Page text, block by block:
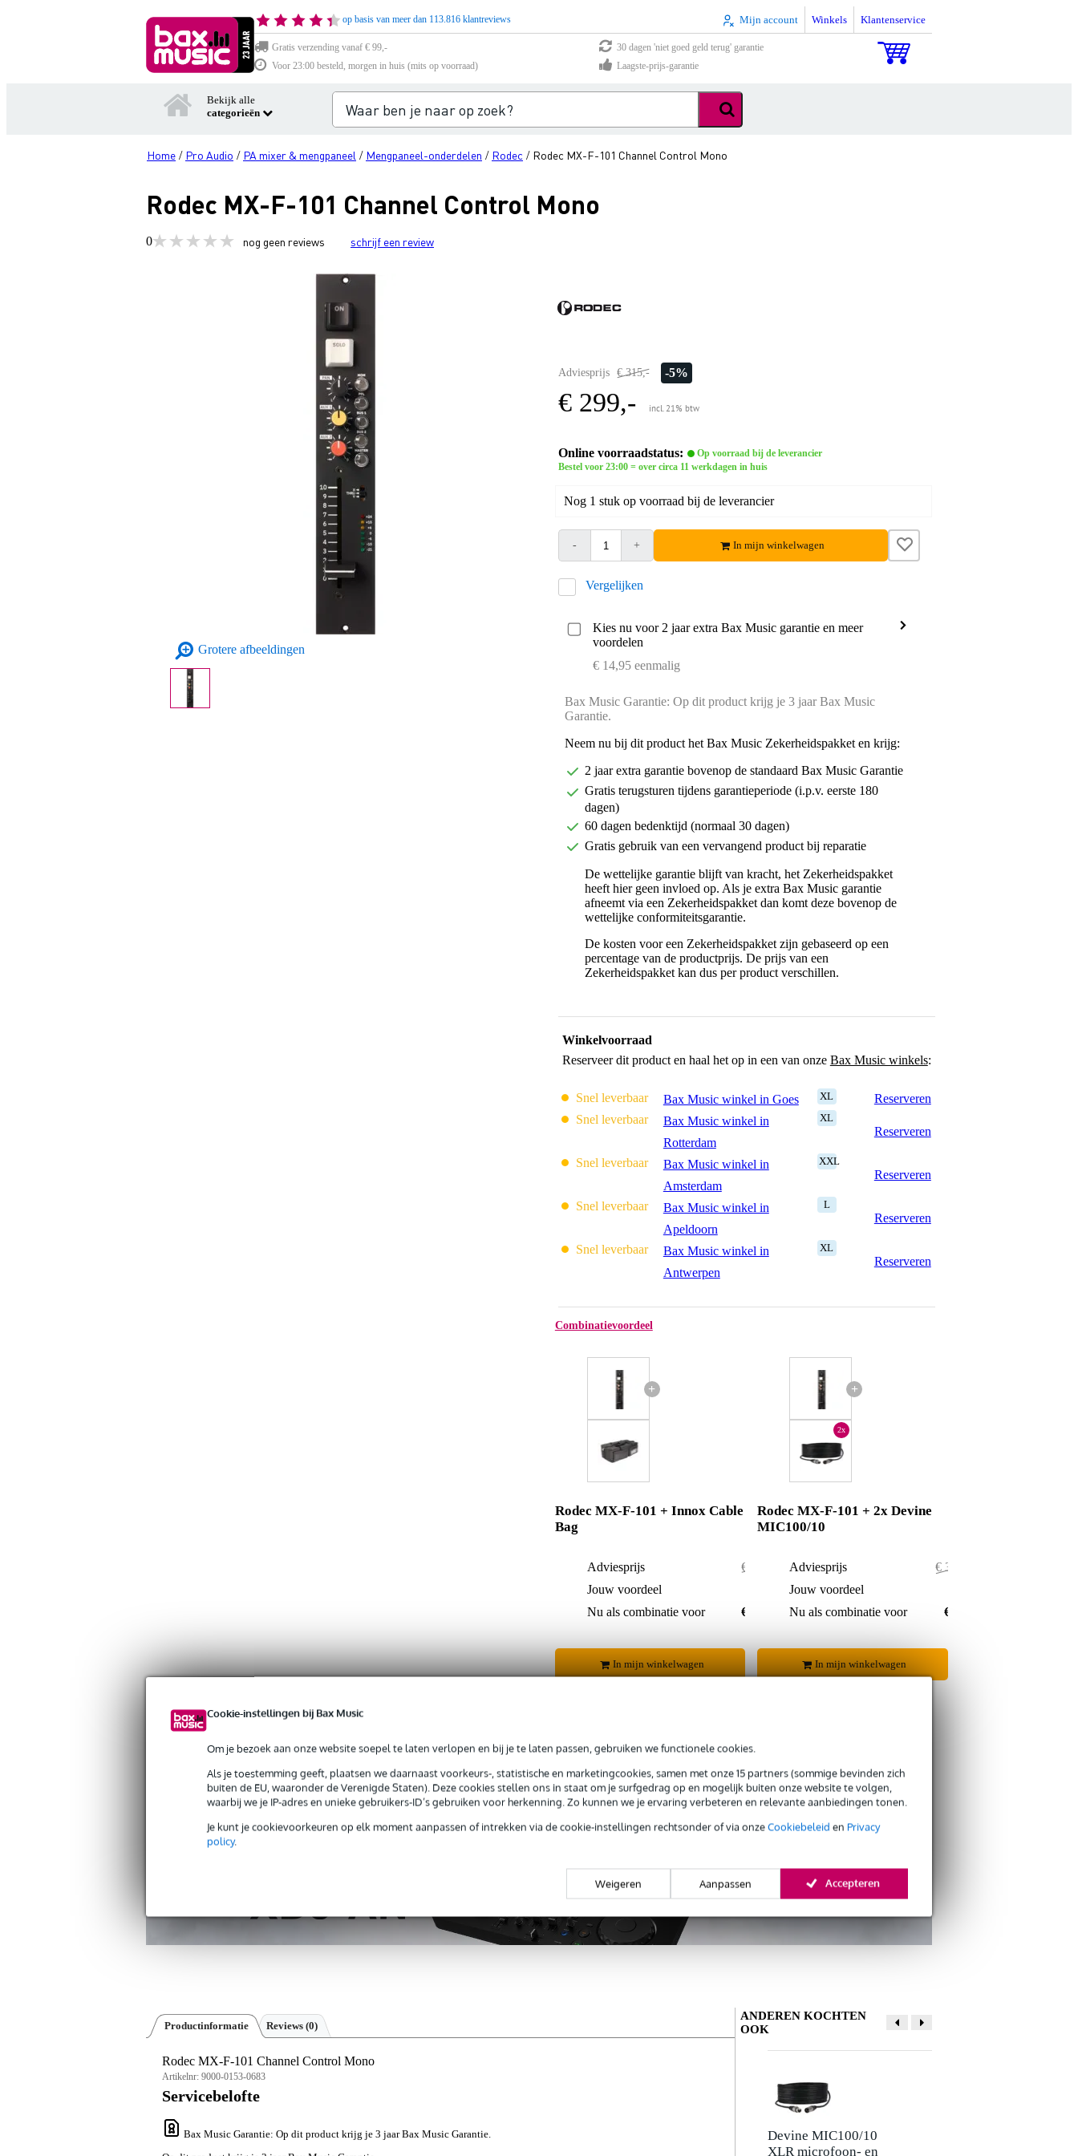
Cookie-instellingen bij Bax Music
Om je bezoek aan onze website soepel te laten verlopen en bij je te laten passen, gebruiken we functionele cookies.
Als je toestemming geeft, plaatsen we daarnaast voorkeurs-, statistische en marketingcookies, samen met onze 15 partners (sommige bevinden zich
buiten de EU, waaronder de Verenigde Staten). Deze cookies stellen ons in staat om je surfgedrag op en mogelijk buiten onze website te volgen,
waarbij we je IP-adres en unieke gebruikers-ID’s gebruiken voor herkenning. Zo kunnen we je ervaring verbeteren en relevante aanbiedingen tonen.
Je kunt je cookievoorkeuren op elk moment aanpassen of intrekken via de cookie-instellingen rechtsonder of via onzeCookiebeleid en Privacy
policy.
Weigeren Aanpassen Accepteren
op basis van meer dan 113.816 klantreviews Mijn account Winkels Klantenservice
Gratis verzending vanaf € 99,-
30 dagen 'niet goed geld terug' garantie
Voor 23:00 besteld, morgen in huis (mits op voorraad)
Laagste-prijs-garantie
Bekijk alle
categorieën
Home / Pro Audio / PA mixer & mengpaneel / Mengpaneel-onderdelen / Rodec / Rodec MX-F-101 Channel Control Mono
Rodec MX-F-101 Channel Control Mono
0 nog geen reviews schrijf een review
Grotere afbeeldingen
Adviesprijs € 315,- -5%
€ 299,- incl. 21% btw
Online voorraadstatus:
Op voorraad bij de leverancier
Bestel voor 23:00 = over circa 11 werkdagen in huis
Nog 1 stuk op voorraad bij de leverancier
- + In mijn winkelwagen
Vergelijken
Kies nu voor 2 jaar extra Bax Music garantie en meer
voordelen
€ 14,95 eenmalig
Bax Music Garantie: Op dit product krijg je 3 jaar Bax Music
Garantie.
Neem nu bij dit product het Bax Music Zekerheidspakket en krijg:
2 jaar extra garantie bovenop de standaard Bax Music Garantie
Gratis terugsturen tijdens garantieperiode (i.p.v. eerste 180
dagen)
60 dagen bedenktijd (normaal 30 dagen)
Gratis gebruik van een vervangend product bij reparatie
De wettelijke garantie blijft van kracht, het Zekerheidspakket
heeft hier geen invloed op. Als je extra Bax Music garantie
afneemt via een Zekerheidspakket dan komt deze bovenop de
wettelijke conformiteitsgarantie.
De kosten voor een Zekerheidspakket zijn gebaseerd op een
percentage van de productprijs. De prijs van een
Zekerheidspakket kan dus per product verschillen.
Winkelvoorraad
Reserveer dit product en haal het op in een van onze Bax Music winkels:
Snel leverbaar Bax Music winkel in Goes XL
Reserveren
Snel leverbaar
Bax Music winkel in
Rotterdam
XL
Reserveren
Snel leverbaar
Bax Music winkel in
Amsterdam
XXL
Reserveren
Snel leverbaar
Bax Music winkel in
Apeldoorn
L
Reserveren
Snel leverbaar
Bax Music winkel in
Antwerpen
XL
Reserveren
Combinatievoordeel
+
Rodec MX-F-101 + Innox Cable
Bag
Adviesprijs
€ 334,-
Jouw voordeel
Nu als combinatie voor
€ 330,-
In mijn winkelwagen
+
2x
Rodec MX-F-101 + 2x Devine
MIC100/10
Adviesprijs
€ 318,90
Jouw voordeel
Nu als combinatie voor
€ 316,-
In mijn winkelwagen
Gratis verzending vanaf € 99,-
30 dagen 'niet goed geld terug' garantie
3 jaar Bax Music garantie
Laagste-prijs-garantie
Gratis retourneren
Gratis CO2-neutrale verzending
Productinformatie Reviews (0)
Rodec MX-F-101 Channel Control Mono
Artikelnr: 9000-0153-0683
Servicebelofte
Bax Music Garantie: Op dit product krijg je 3 jaar Bax Music Garantie.
Je naam
Er zijn nog geen reviews voor dit product.
ANDEREN KOCHTEN
OOK
Devine MIC100/10
XLR microfoon- en